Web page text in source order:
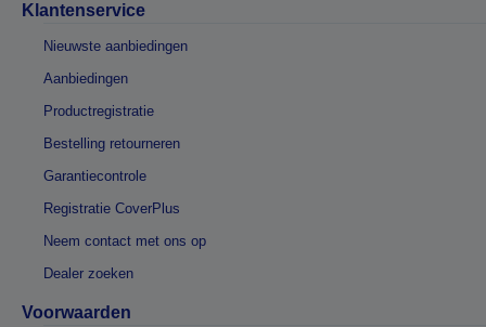
Klantenservice
Nieuwste aanbiedingen
Aanbiedingen
Productregistratie
Bestelling retourneren
Garantiecontrole
Registratie CoverPlus
Neem contact met ons op
Dealer zoeken
Voorwaarden